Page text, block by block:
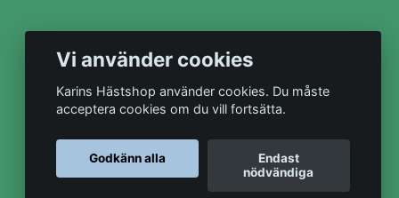
Vi använder cookies
Karins Hästshop använder cookies. Du måste
acceptera cookies om du vill fortsätta.
Godkänn alla
Endast
nödvändiga